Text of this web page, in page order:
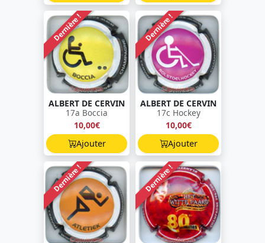
Dernière !
ALBERT DE CERVIN
17a Boccia
10,00€
Ajouter
Dernière !
ALBERT DE CERVIN
17c Hockey
10,00€
Ajouter
Dernière ! Dernière !